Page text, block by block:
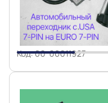
Код: 00-00011927